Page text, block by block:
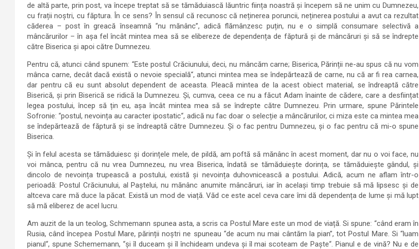
de altă parte, prin post, va începe treptat să se tămăduiască lăuntric ființa noastră și începem să ne unim cu Dumnezeu,
cu frații noștri, cu făptura. În ce sens? În sensul că recunosc că neținerea poruncii, neținerea postului a avut ca rezultat
căderea – post în greacă înseamnă “nu mănânc”, adică flămânzesc puțin, nu e o simplă consumare selectivă a
mâncărurilor – în așa fel încât mintea mea să se elibereze de dependența de făptură și de mâncăruri și să se îndrepte
către Biserica și apoi către Dumnezeu.
Pentru că, atunci când spunem: “Este postul Crăciunului, deci, nu mâncăm carne; Biserica, Părinții ne-au spus că nu vom
mânca carne, decât dacă există o nevoie specială“, atunci mintea mea se îndepărtează de carne, nu că ar fi rea carnea,
dar pentru că eu sunt absolut dependent de aceasta. Pleacă mintea de la acest obiect material, se îndreaptă către
Biserică, și prin Biserică se ridică la Dumnezeu. Și, cumva, ceea ce nu a făcut Adam înainte de cădere, care a desființat
legea postului, încep să țin eu, așa încât mintea mea să se îndrepte către Dumnezeu. Prin urmare, spune Părintele
Sofronie: “postul, nevoința au caracter ipostatic“, adică nu fac doar o selecție a mâncărurilor, ci miza este ca mintea mea
se îndepărtează de făptură și se îndreaptă către Dumnezeu. Și o fac pentru Dumnezeu, și o fac pentru că mi-o spune
Biserica.
Și în felul acesta se tămăduiesc și dorințele mele, de pildă, am poftă să mănânc în acest moment, dar nu o voi face, nu
voi mânca, pentru că nu vrea Dumnezeu, nu vrea Biserica, îndată se tămăduiește dorința, se tămăduiește gândul, și
dincolo de nevoința trupească a postului, există și nevoința duhovnicească a postului. Adică, acum ne aflam într-o
perioadă: Postul Crăciunului, al Paștelui, nu mănânc anumite mâncăruri, iar în același timp trebuie să mă lipsesc și de
altceva care mă duce la păcat. Există un mod de viață. Văd ce este acel ceva care îmi dă dependența de lume și mă lupt
să mă eliberez de acel lucru.
Am auzit de la un teolog, Schmemann spunea asta, a scris ca Postul Mare este un mod de viață. Si spune: “când eram în
Rusia, când începea Postul Mare, părinții noștri ne spuneau “de acum nu mai cântăm la pian”, tot Postul Mare. Si “luam
pianul“, spune Schememann, “și îl duceam și îl închideam undeva și îl mai scoteam de Paște“. Pianul e de vină? Nu e de